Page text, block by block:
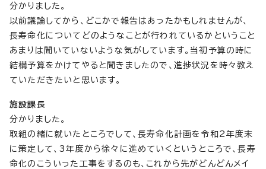
分かりました。
以前議論してから、どこかで報告はあったかもしれませんが、
長寿命化についてどのようなことが行われているかということ
あまりは聞いていないような気がしています。当初予算の時に
結構予算をかけてやると聞きましたので、進捗状況を時々教え
ていただきたいと思います。
施設課長
分かりました。
取組の緒に就いたところでして、長寿命化計画を令和2年度末
に策定して、3年度から徐々に進めていくというところで、長寿
命化のこういった工事をするのも、これから先がどんどんメイ